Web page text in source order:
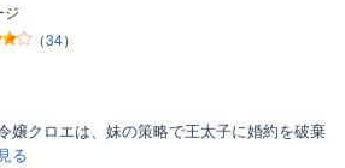
ジ
（34）
嬢クロエは、妹の策略で王太子に婚約を破棄
る